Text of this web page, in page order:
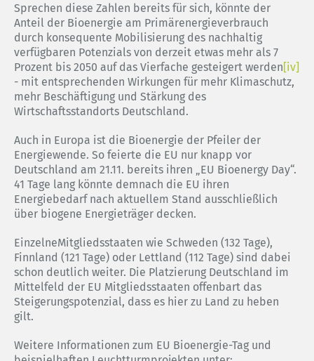
Sprechen diese Zahlen bereits für sich, könnte der
Anteil der Bioenergie am Primärenergieverbrauch
durch konsequente Mobilisierung des nachhaltig
verfügbaren Potenzials von derzeit etwas mehr als 7
Prozent bis 2050 auf das Vierfache gesteigert werden[iv]
- mit entsprechenden Wirkungen für mehr Klimaschutz,
mehr Beschäftigung und Stärkung des
Wirtschaftsstandorts Deutschland.
Auch in Europa ist die Bioenergie der Pfeiler der
Energiewende. So feierte die EU nur knapp vor
Deutschland am 21.11. bereits ihren „EU Bioenergy Day“.
41 Tage lang könnte demnach die EU ihren
Energiebedarf nach aktuellem Stand ausschließlich
über biogene Energieträger decken.
EinzelneMitgliedsstaaten wie Schweden (132 Tage),
Finnland (121 Tage) oder Lettland (112 Tage) sind dabei
schon deutlich weiter. Die Platzierung Deutschland im
Mittelfeld der EU Mitgliedsstaaten offenbart das
Steigerungspotenzial, dass es hier zu Land zu heben
gilt.
Weitere Informationen zum EU Bioenergie-Tag und